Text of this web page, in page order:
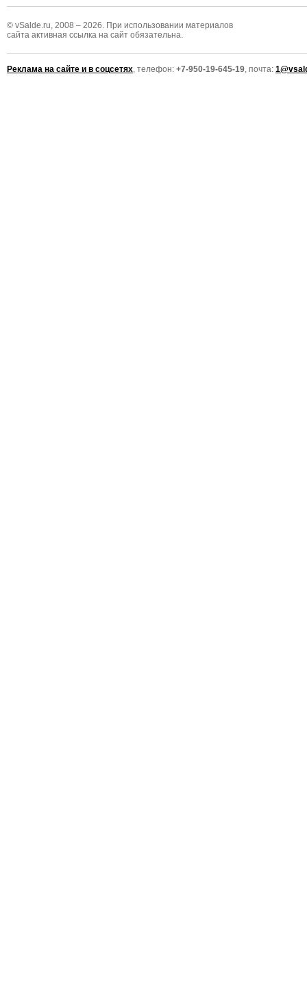
© vSalde.ru, 2008 – 2026. При использовании материалов
сайта активная ссылка на сайт обязательна.
Реклама на сайте и в соцсетях, телефон: +7-950-19-645-19, почта: